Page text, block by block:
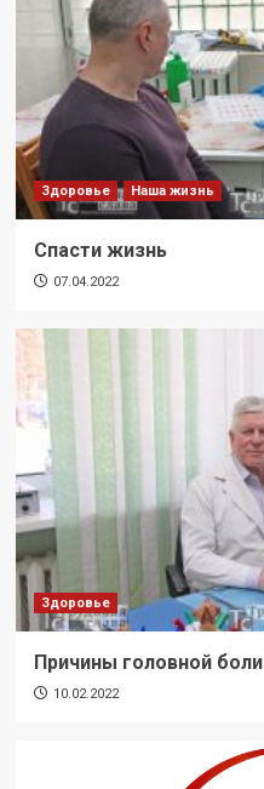
Здоровье Наша жизнь
Спасти жизнь
07.04.2022
Здоровье
Причины головной боли
10.02.2022